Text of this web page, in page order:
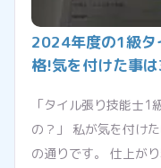
2024年度の1級タ
格!気を付けた事
「タイル張り技能士
の？」 私が気を付け
の通りです。 仕上が